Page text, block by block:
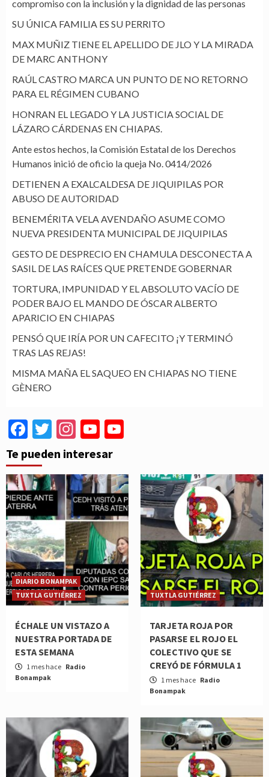
compromiso con la inclusión y la dignidad de las personas
SU ÚNICA FAMILIA ES SU PERRITO
MAX MUÑIZ TIENE EL APELLIDO DE JLO Y LA MIRADA
DE MARC ANTHONY
RAÚL CASTRO MARCA UN PUNTO DE NO RETORNO
PARA EL RÉGIMEN CUBANO
HONRAN EL LEGADO Y LA JUSTICIA SOCIAL DE
LÁZARO CÁRDENAS EN CHIAPAS.
Ante estos hechos, la Comisión Estatal de los Derechos
Humanos inició de oficio la queja No. 0414/2026
DETIENEN A EXALCALDESA DE JIQUIPILAS POR
ABUSO DE AUTORIDAD
BENEMÉRITA VELA AVENDAÑO ASUME COMO
NUEVA PRESIDENTA MUNICIPAL DE JIQUIPILAS
GESTO DE DESPRECIO EN CHAMULA DESCONECTA A
SASIL DE LAS RAÍCES QUE PRETENDE GOBERNAR
TORTURA, IMPUNIDAD Y EL ABSOLUTO VACÍO DE
PODER BAJO EL MANDO DE ÓSCAR ALBERTO
APARICIO EN CHIAPAS
PENSÓ QUE IRÍA POR UN CAFECITO ¡Y TERMINÓ
TRAS LAS REJAS!
MISMA MAÑA EL SAQUEO EN CHIAPAS NO TIENE
GÈNERO
Facebook
Twitter
Instagram
YouTube
Te pueden interesar
DIARIO BONAMPAK
TUXTLA GUTIÉRREZ
ÉCHALE UN VISTAZO A
NUESTRA PORTADA DE
ESTA SEMANA
1 mes hace Radio
Bonampak
TUXTLA GUTIÉRREZ
TARJETA ROJA POR
PASARSE EL ROJO EL
COLECTIVO QUE SE
CREYÓ DE FÓRMULA 1
1 mes hace Radio
Bonampak